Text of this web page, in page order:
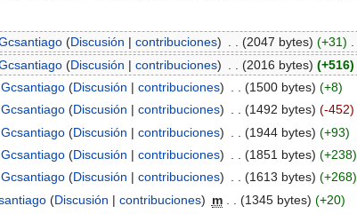
(Discusión | contribuciones) (2047 bytes) (+31)
(Discusión | contribuciones) (2016 bytes) (+516)
Gcsantiago (Discusión | contribuciones) (1500 bytes) (+8)
Gcsantiago (Discusión | contribuciones) . . (1492 bytes) (-452)
Gcsantiago (Discusión | contribuciones) (1944 bytes) (+93)
Gcsantiago (Discusión | contribuciones) (1851 bytes) (+238)
Gcsantiago (Discusión | contribuciones) . . (1613 bytes) (+268)
(Discusión | contribuciones) m (1345 bytes) (+20)